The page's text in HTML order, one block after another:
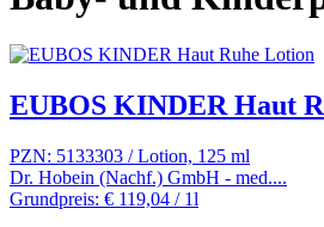
EUBOS KINDER Haut
PZN: 5133303 / Lotion, 125 ml
Dr. Hobein (Nachf.) GmbH - med....
Grundpreis: € 119,04 / 1l